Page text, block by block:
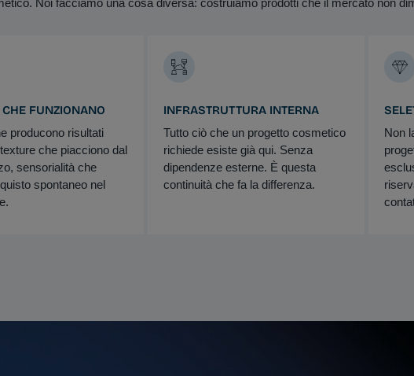
Noi facciamo una cosa diversa: costruiamo prodotti che il mercato non
FUNZIONANO
producono risultati
che piacciono dal
sensorialità che
spontaneo nel
INFRASTRUTTURA INTERNA
Tutto ciò che un progetto cosmetico
richiede esiste già qui. Senza
dipendenze esterne. È questa
continuità che fa la differenza.
Non